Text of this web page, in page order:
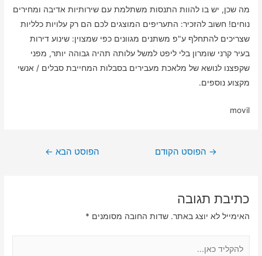
מה שכן, יש בו להוות התנסות משתלמת עם שירותיות אדיבה ומחירים
נוחים! חשוב להזכיר: התעריפים המוצגים לכם הם רק עלויות כלליות
שצריכים להתחלף ע"פ משתנים מגוונים כפי שמצוין: שינוע דירות
בעיר קרני שומרון בלי ליפט למשל עלותה תהיה גבוהה יותר, מפני
שקפצנו לנושא של מלאכת מעבירים בסבלות המחייבת סבלים / אנשי
מקצוע נוספים.
movil
ניווט
→ הפוסט הקודם הפוסט הבא ←
כתיבת תגובה
האימייל לא יוצג באתר. שדות החובה מסומנים *